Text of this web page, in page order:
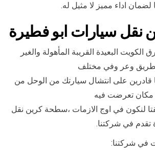
اداء مميز لا مثيل له.
سيارات ابو فطيرة
البعيدة القريبة المأهولة والغير
وعر وفي مختلف
قادرين على انتشال سيارتك من الوحل من
تعرضت فيه
لنكون في اوج الازمات ،سطحة كرين نقل
في شركتنا.
في شركتنا: